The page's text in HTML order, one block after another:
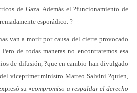
de Gaza. Además el ?funcionamiento de
esporádico. ?
van a morir por causa del cierre provocado
de todas maneras no encontraremos esa
de difusión, ?que en cambio han divulgado
viceprimer ministro Matteo Salvini ?quien,
su «compromiso a respaldar el derecho